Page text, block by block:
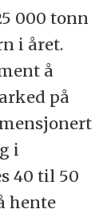
000 tonn
i året.
å
på
i
40 til 50
hente